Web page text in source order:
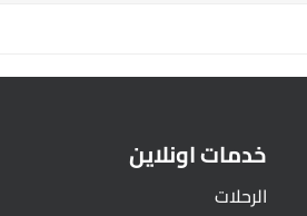
خدمات اونلاين
الرحلات